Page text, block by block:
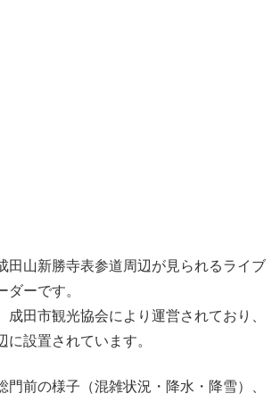
田山新勝寺表参道周辺が見られるライブ
ダーです。
成田市観光協会により運営されており、
に設置されています。
門前の様子（混雑状況・降水・降雪）、